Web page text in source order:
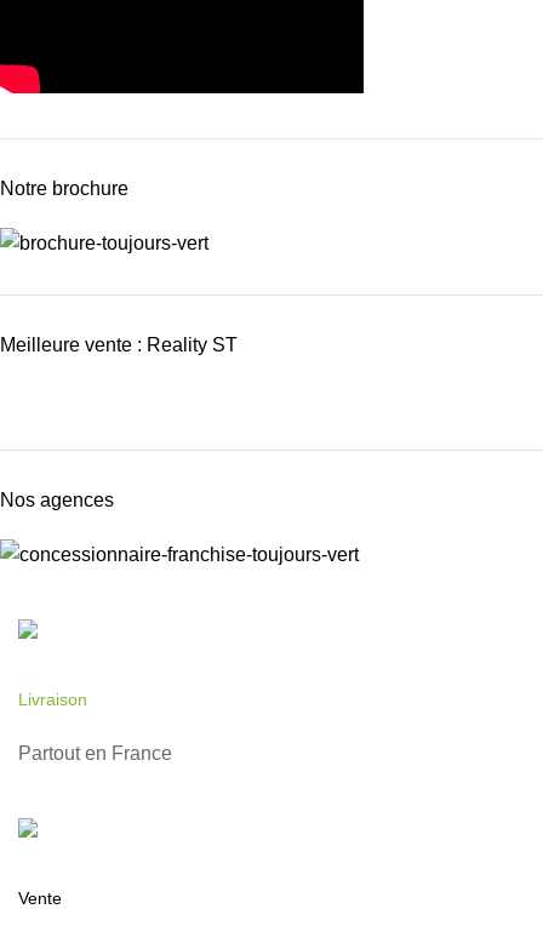
Notre brochure
Meilleure vente : Reality ST
Nos agences
Livraison
Partout en France
Vente